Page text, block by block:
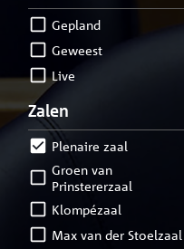
gepland
geweest
live
Zalen
Plenaire zaal
Groen van
Prinstererzaal
Klompézaal
Max van der Stoelzaal